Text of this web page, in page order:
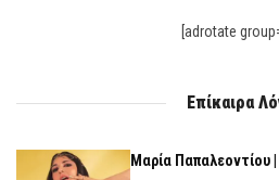
[adrotate
Επίκαιρα
Μαρία Παπαλεοντίου